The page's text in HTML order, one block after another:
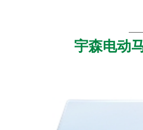
宇森电动